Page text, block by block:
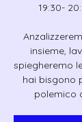
19:30-
insieme,
spiegheremo
hai bisgono
polemico